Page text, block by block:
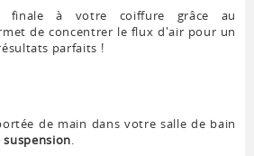
finale à votre coiffure grâce au
de concentrer le flux d'air pour un
parfaits !
de main dans votre salle de bain
suspension.